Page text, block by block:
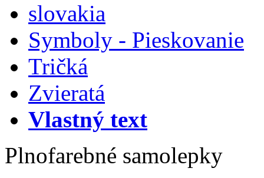
slovakia
Symboly - Pieskovanie
Tričká
Zvieratá
Vlastný text
Plnofarebné samolepky